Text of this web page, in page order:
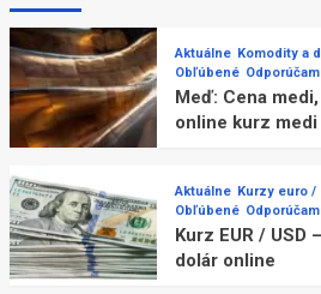
Aktuálne Komodity a
Obľúbené
Meď: Cena
online kurz medi
Aktuálne Kurzy euro /
Obľúbené
Kurz EUR / USD
dolár online